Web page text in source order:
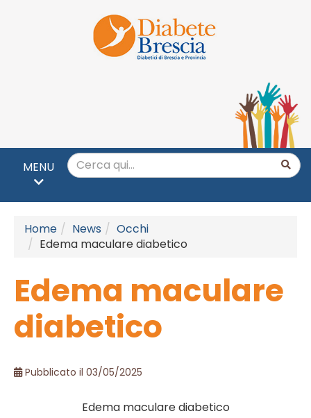
Home News
Occhi
Edema maculare diabetico
Edema maculare
diabetico
Pubblicato il 03/05/2025
Edema maculare diabetico